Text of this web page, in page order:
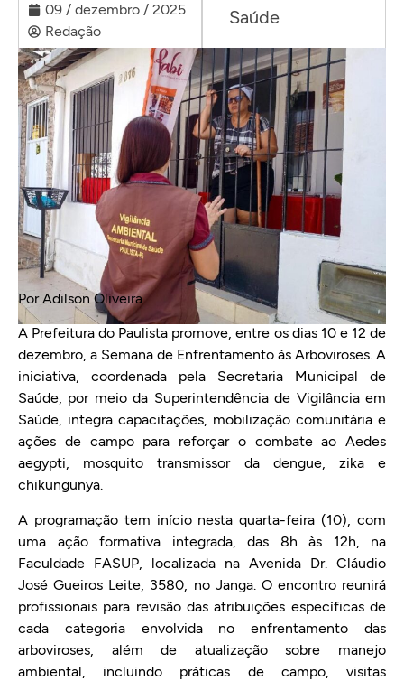
09 / dezembro / 2025
Redação
Saúde
Por Adilson Oliveira
A Prefeitura do Paulista promove, entre os dias 10 e 12 de
dezembro, a Semana de Enfrentamento às Arboviroses. A
iniciativa, coordenada pela Secretaria Municipal de
Saúde, por meio da Superintendência de Vigilância em
Saúde, integra capacitações, mobilização comunitária e
ações de campo para reforçar o combate ao Aedes
aegypti, mosquito transmissor da dengue, zika e
chikungunya.
A programação tem início nesta quarta-feira (10), com
uma ação formativa integrada, das 8h às 12h, na
Faculdade FASUP, localizada na Avenida Dr. Cláudio
José Gueiros Leite, 3580, no Janga. O encontro reunirá
profissionais para revisão das atribuições específicas de
cada categoria envolvida no enfrentamento das
arboviroses, além de atualização sobre manejo
ambiental, incluindo práticas de campo, visitas